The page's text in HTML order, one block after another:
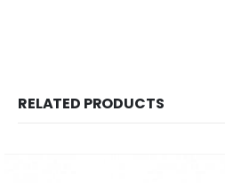
RELATED PRODUCTS